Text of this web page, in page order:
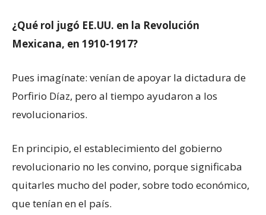
¿Qué rol jugó EE.UU. en la Revolución
Mexicana, en 1910-1917?
Pues imagínate: venían de apoyar la dictadura de
Porfirio Díaz, pero al tiempo ayudaron a los
revolucionarios.
En principio, el establecimiento del gobierno
revolucionario no les convino, porque significaba
quitarles mucho del poder, sobre todo económico,
que tenían en el país.